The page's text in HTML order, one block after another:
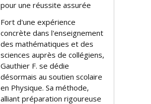
pour une réussite assurée
Fort d'une expérience
concrète dans l'enseignement
des mathématiques et des
sciences auprès de collégiens,
Gauthier F. se dédie
désormais au soutien scolaire
en Physique. Sa méthode,
alliant préparation rigoureuse